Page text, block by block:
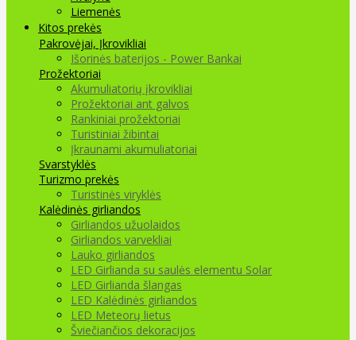
Liemenės
Kitos prekės
Pakrovėjai, Įkrovikliai
Išorinės baterijos - Power Bankai
Prožektoriai
Akumuliatorių įkrovikliai
Prožektoriai ant galvos
Rankiniai prožektoriai
Turistiniai žibintai
Įkraunami akumuliatoriai
Svarstyklės
Turizmo prekės
Turistinės viryklės
Kalėdinės girliandos
Girliandos užuolaidos
Girliandos varvekliai
Lauko girliandos
LED Girlianda su saulės elementu Solar
LED Girlianda šlangas
LED Kalėdinės girliandos
LED Meteorų lietus
Šviečiančios dekoracijos